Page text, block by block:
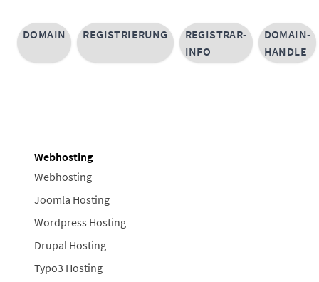
DOMAIN REGISTRIERUNG
REGISTRAR-
INFO
DOMAIN-
HANDLE
Webhosting
Webhosting
Joomla Hosting
Wordpress Hosting
Drupal Hosting
Typo3 Hosting